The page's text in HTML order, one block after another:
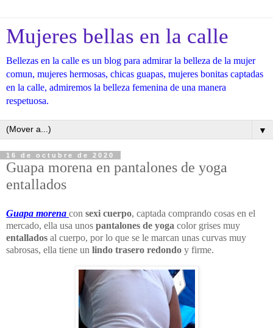
Mujeres bellas en la calle
Bellezas en la calle es un blog para admirar la belleza de la mujer
comun, mujeres hermosas, chicas guapas, mujeres bonitas captadas
en la calle, admiremos la belleza femenina de una manera
respetuosa.
▼
16 de octubre de 2020
Guapa morena en pantalones de yoga
entallados
Guapa morena con sexi cuerpo, captada comprando cosas en el
mercado, ella usa unos pantalones de yoga color grises muy
entallados al cuerpo, por lo que se le marcan unas curvas muy
sabrosas, ella tiene un lindo trasero redondo y firme.